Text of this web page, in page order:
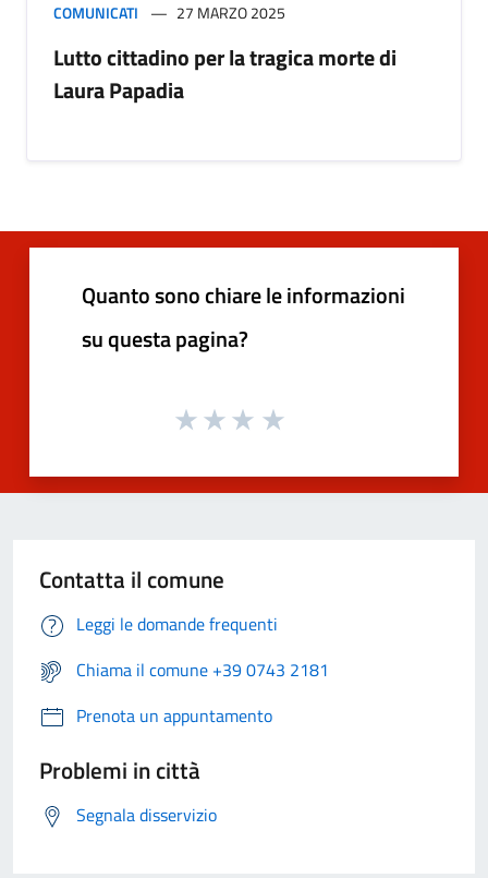
COMUNICATI 27 MARZO 2025
Lutto cittadino per la tragica morte di
Laura Papadia
Quanto sono chiare le informazioni
su questa pagina?
Contatta il comune
Leggi le domande frequenti
Chiama il comune +39 0743 2181
Prenota un appuntamento
Problemi in città
Segnala disservizio